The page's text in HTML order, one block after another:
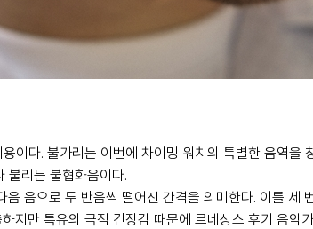
다. 불가리는 이번에 차이밍 워치의 특별한 음역을
불리는 불협화음이다.
음으로 두 반음씩 떨어진 간격을 의미한다. 이를 세
지만 특유의 극적 긴장감 때문에 르네상스 후기 음악